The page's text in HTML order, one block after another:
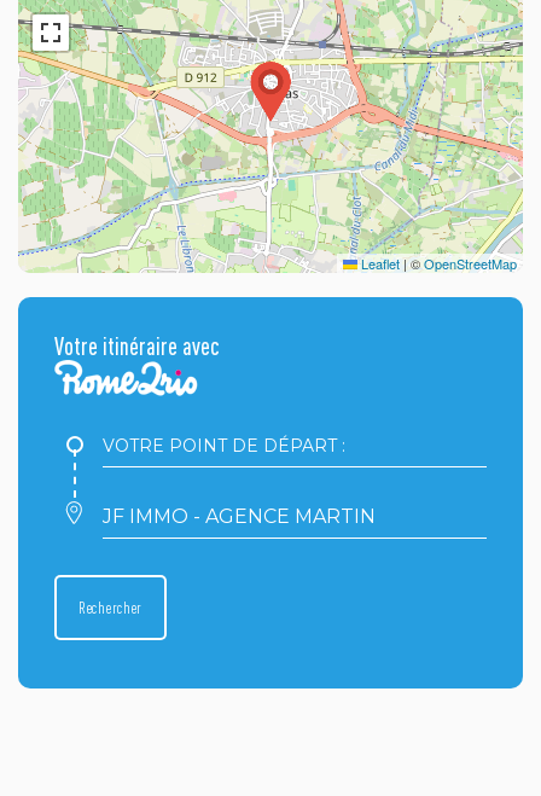
Leaflet|©OpenStreetMap
Votre itinéraire avec
Votre
point
:Votre
point
:
Rechercher